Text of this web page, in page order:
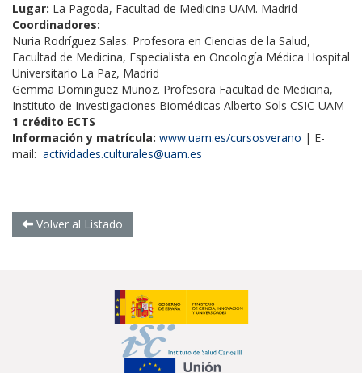
Lugar: La Pagoda, Facultad de Medicina UAM. Madrid
Coordinadores:
Nuria Rodríguez Salas. Profesora en Ciencias de la Salud,
Facultad de Medicina, Especialista en Oncología Médica Hospital
Universitario La Paz, Madrid
Gemma Dominguez Muñoz. Profesora Facultad de Medicina,
Instituto de Investigaciones Biomédicas Alberto Sols CSIC-UAM
1 crédito ECTS
Información y matrícula: www.uam.es/cursosverano | E-
mail: actividades.culturales@uam.es
Volver al Listado